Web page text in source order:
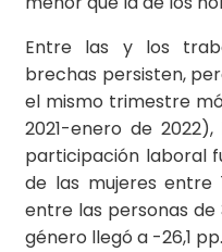
Entre las y los
brechas persisten,
el mismo trimestre
2021-enero de
participación laboral
de las mujeres entre
entre las personas
género llegó a -26,1 pp.